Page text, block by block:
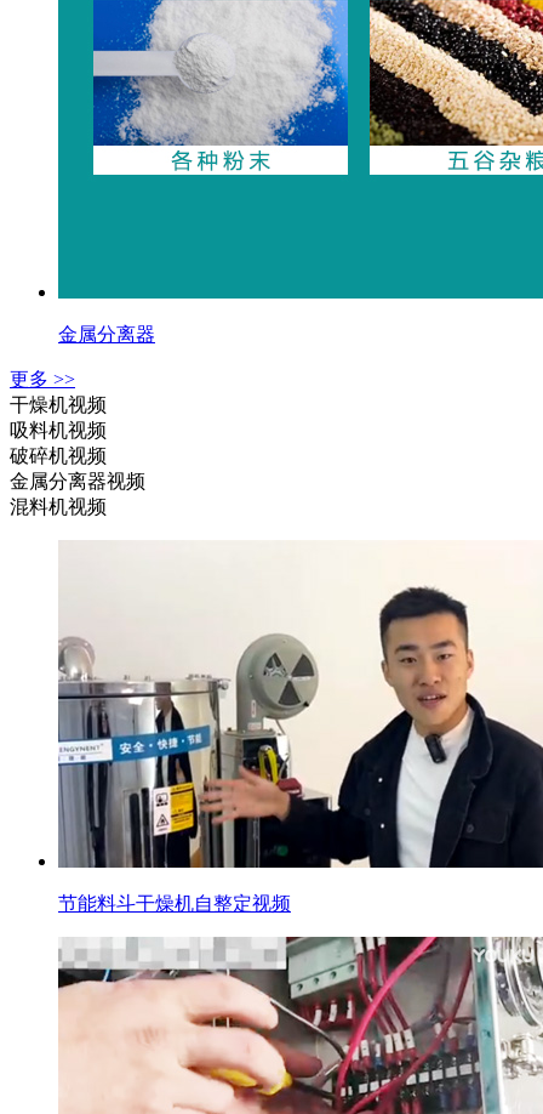
金属分离器
更多 >>
干燥机视频
吸料机视频
破碎机视频
金属分离器视频
混料机视频
节能料斗干燥机自整定视频